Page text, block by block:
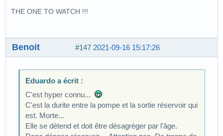
THE ONE TO WATCH !!!
#147 2021-09-16 15:17:26
Benoit
Eduardo a écrit :
C'est hyper connu...
C'est la durite entre la pompe et la sortie réservoir qui
est. Morte...
Elle se détend et doit être désagrèger par l'âge.